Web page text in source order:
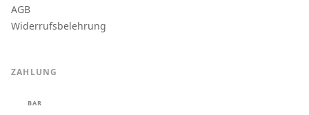
AGB
Widerrufsbelehrung
ZAHLUNG
BAR